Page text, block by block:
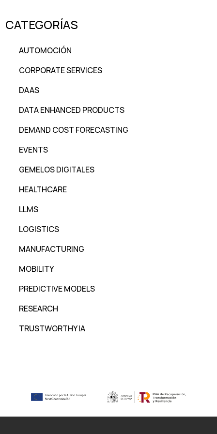
CATEGORÍAS
AUTOMOCIÓN
CORPORATE SERVICES
DAAS
DATA ENHANCED PRODUCTS
DEMAND COST FORECASTING
EVENTS
GEMELOS DIGITALES
HEALTHCARE
LLMS
LOGISTICS
MANUFACTURING
MOBILITY
PREDICTIVE MODELS
RESEARCH
TRUSTWORTHY IA